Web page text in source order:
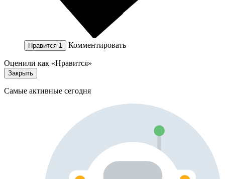
Нравится 1 Комментировать
Оценили как «Нравится»
Закрыть
Самые активные сегодня